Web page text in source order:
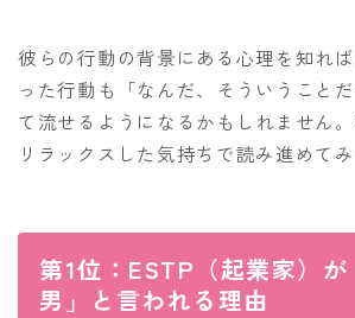
彼らの行動の背景にある心理を知れ
った行動も「なんだ、そういうこと
て流せるようになるかもしれません
リラックスした気持ちで読み進めてみ
第1位：ESTP（起業家）が
男」と言われる理由